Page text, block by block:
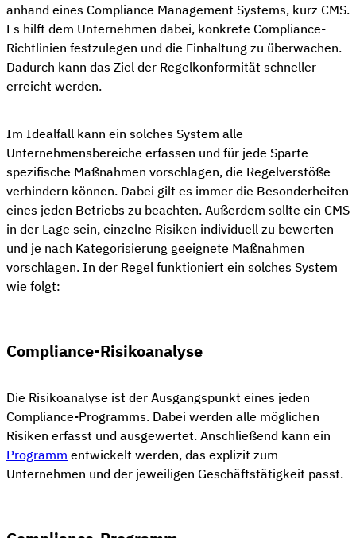
anhand eines Compliance Management Systems, kurz CMS.
Es hilft dem Unternehmen dabei, konkrete Compliance-
Richtlinien festzulegen und die Einhaltung zu überwachen.
Dadurch kann das Ziel der Regelkonformität schneller
erreicht werden.
Im Idealfall kann ein solches System alle
Unternehmensbereiche erfassen und für jede Sparte
spezifische Maßnahmen vorschlagen, die Regelverstöße
verhindern können. Dabei gilt es immer die Besonderheiten
eines jeden Betriebs zu beachten. Außerdem sollte ein CMS
in der Lage sein, einzelne Risiken individuell zu bewerten
und je nach Kategorisierung geeignete Maßnahmen
vorschlagen. In der Regel funktioniert ein solches System
wie folgt:
Compliance-Risikoanalyse
Die Risikoanalyse ist der Ausgangspunkt eines jeden
Compliance-Programms. Dabei werden alle möglichen
Risiken erfasst und ausgewertet. Anschließend kann ein
Programm entwickelt werden, das explizit zum
Unternehmen und der jeweiligen Geschäftstätigkeit passt.